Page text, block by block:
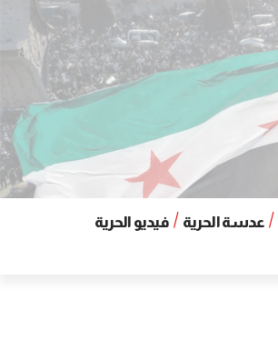
عدسة الحرية
فيديو الحرية